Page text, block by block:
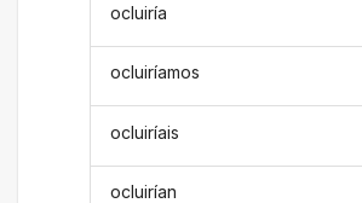
ocluiría
ocluiríamos
ocluiríais
ocluirían